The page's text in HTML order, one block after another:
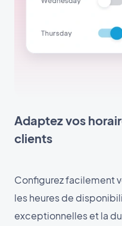
Adaptez vos
clients
Configurez facilement
les heures de
exceptionnelles et la